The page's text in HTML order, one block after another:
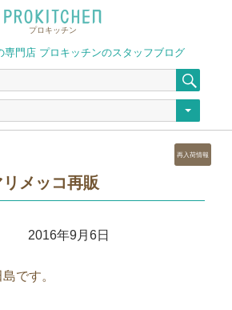
プロキッチン
専門店 プロキッチンのスタッフブログ
索
メッコ再販
2016年9月6日
カ
テ
リ
再入荷情報
です。